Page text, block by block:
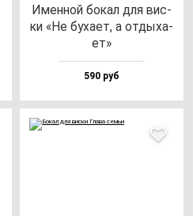
Имен­ной бо­кал для вис­
ки «Не бу­ха­ет, а от­ды­ха­
ет»
590 руб